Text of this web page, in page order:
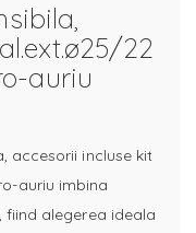
22
auriu
accesorii incluse kit
auriu imbina
alegerea ideala